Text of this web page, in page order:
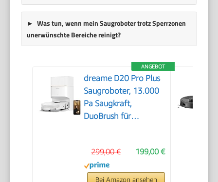
Was tun, wenn mein Saugroboter trotz Sperrzonen
unerwünschte Bereiche reinigt?
ANGEBOT
dreame D20 Pro Plus
Saugroboter, 13.000
Pa Saugkraft,
DuoBrush für
Hindernisverm. m.
LDS-Navigation &
Laser, saugt und
199,00 €
299,00 €
Bei Amazon ansehen